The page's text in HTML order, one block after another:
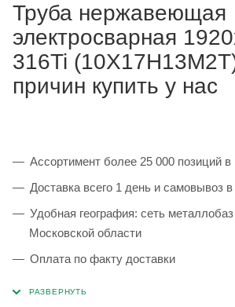
Труба нержавеющая
электросварная
316Ti
причин купить у нас
Ассортимент более 25 000 позиций в
Доставка всего 1 день и самовывоз в
Удобная география: сеть
Московской области
Оплата по факту доставки